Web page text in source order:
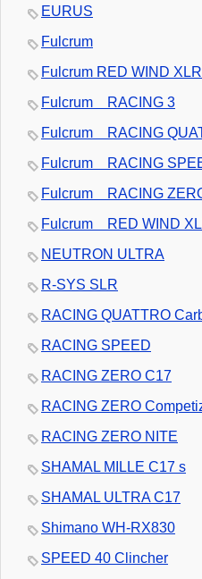
EURUS
Fulcrum
Fulcrum RED WIND
Fulcrum RACING 3
Fulcrum RACING
Fulcrum RACING
Fulcrum RACING
Fulcrum RED WIND
NEUTRON ULTRA
R-SYS SLR
RACING QUATTRO
RACING SPEED
RACING ZERO C17
RACING ZERO
RACING ZERO NITE
SHAMAL MILLE C17 s
SHAMAL ULTRA C17
Shimano WH-RX830
SPEED 40 Clincher